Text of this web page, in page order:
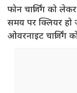
फोन चार्जिंग को
समय पर क्लियर हो
ओवरनाइट चार्जिंग